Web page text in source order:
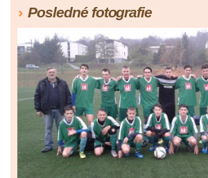
Posledné fotografie